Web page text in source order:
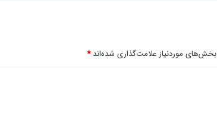
بخش‌های موردنیاز علامت‌گذاری شده‌اند*